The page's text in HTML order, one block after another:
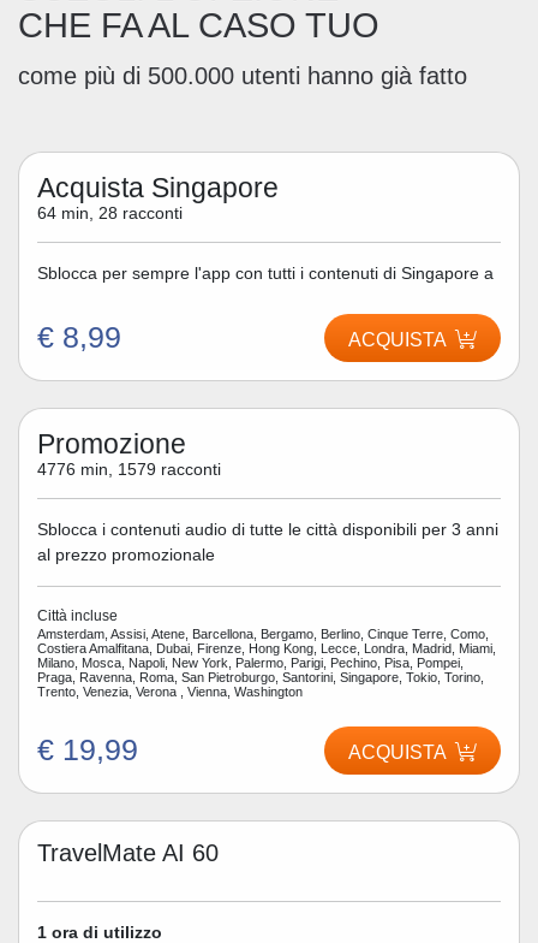
CHE FA AL CASO TUO
come più di 500.000 utenti hanno già fatto
Acquista Singapore
64 min, 28 racconti
Sblocca per sempre l'app con tutti i contenuti di Singapore a
€ 8,99 ACQUISTA
Promozione
4776 min, 1579 racconti
Sblocca i contenuti audio di tutte le città disponibili per 3 anni
al prezzo promozionale
Città incluse
Amsterdam, Assisi, Atene, Barcellona, Bergamo, Berlino, Cinque Terre, Como,
Costiera Amalfitana, Dubai, Firenze, Hong Kong, Lecce, Londra, Madrid, Miami,
Milano, Mosca, Napoli, New York, Palermo, Parigi, Pechino, Pisa, Pompei,
Praga, Ravenna, Roma, San Pietroburgo, Santorini, Singapore, Tokio, Torino,
Trento, Venezia, Verona , Vienna, Washington
€ 19,99 ACQUISTA
TravelMate AI 60
1 ora di utilizzo